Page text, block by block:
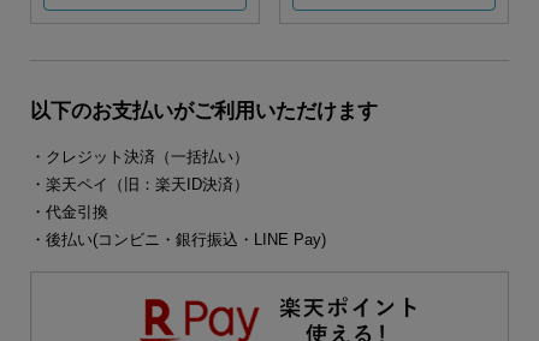
以下のお支払いがご利用いただけます
・クレジット決済（一括払い）
・楽天ペイ（旧：楽天ID決済）
・代金引換
・後払い(コンビニ・銀行振込・LINE Pay)